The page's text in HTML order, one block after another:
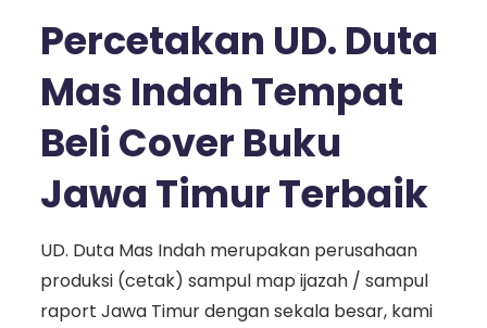
Percetakan UD. Duta
Mas Indah Tempat
Beli Cover Buku
Jawa Timur Terbaik
UD. Duta Mas Indah merupakan perusahaan
produksi (cetak) sampul map ijazah / sampul
raport Jawa Timur dengan sekala besar, kami